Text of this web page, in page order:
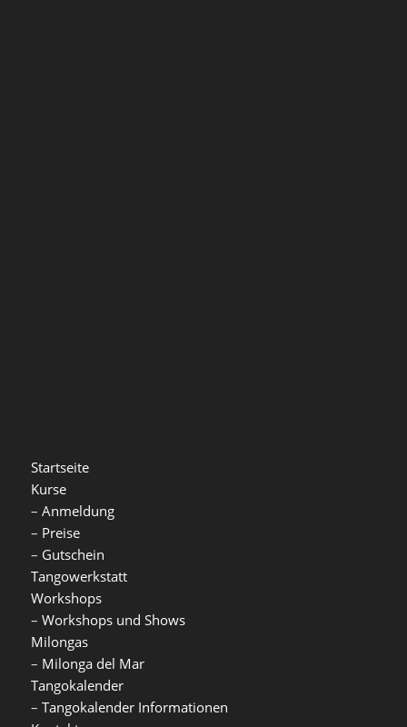
Startseite
Kurse
– Anmeldung
– Preise
– Gutschein
Tangowerkstatt
Workshops
– Workshops und Shows
Milongas
– Milonga del Mar
Tangokalender
– Tangokalender Informationen